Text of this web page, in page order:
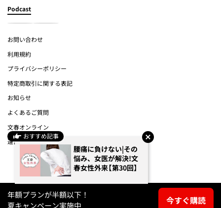
おすすめ記事
腰痛に負けない|その
悩み、女医が解決!文
春女性外来【第30回】
Podcast
お問い合わせ
利用規約
プライバシーポリシー
特定商取引に関する表記
お知らせ
よくあるご質問
文春オンライン
運営会社
(c) Bungeishunju Ltd.
年額プランが半額以下！
夏キャンペーン実施中
今すぐ購読